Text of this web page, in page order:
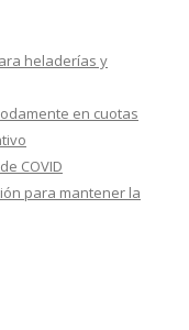
heladerías y
en cuotas
COVID
para mantener la